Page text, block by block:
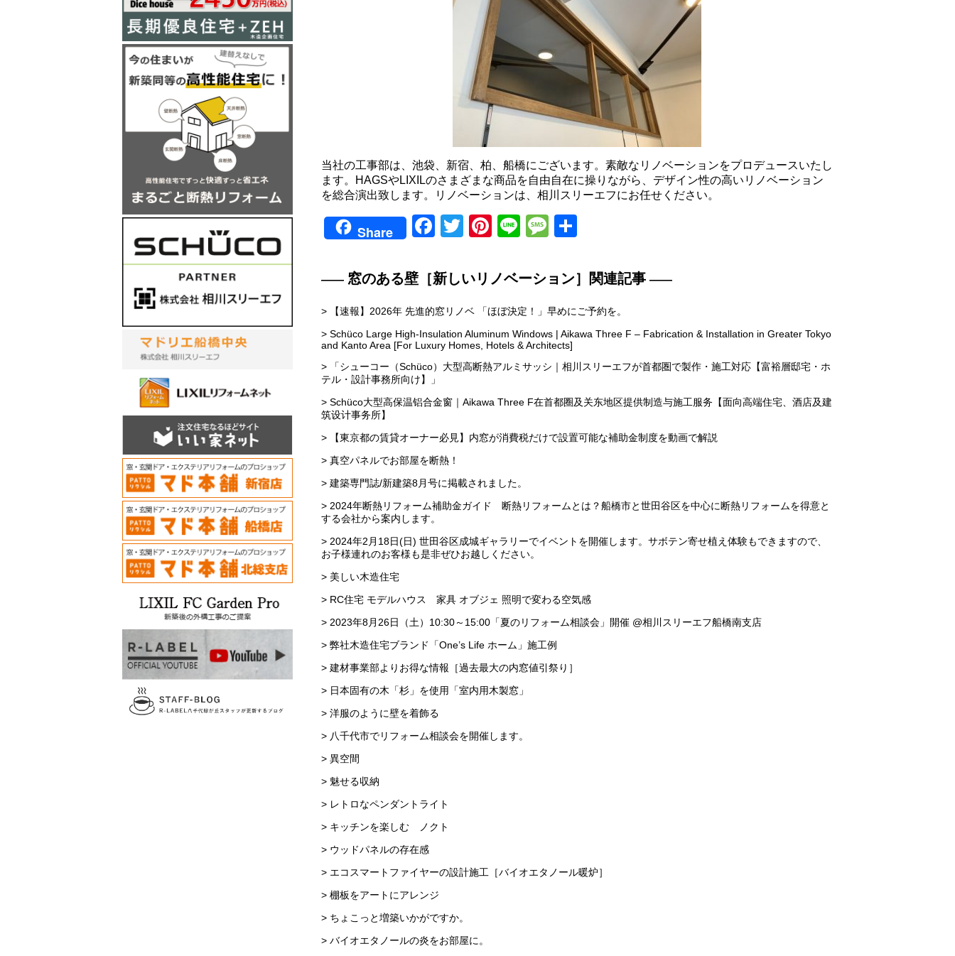
当社の工事部は、池袋、新宿、柏、船橋にございます。素敵なリノベーションをプロデュースいたし
ます。HAGSやLIXILのさまざまな商品を自由自在に操りながら、デザイン性の高いリノベーション
を総合演出致します。リノベーションは、相川スリーエフにお任せください。
Share Facebook
TwitterPinterest
LineMessage
窓のある壁［新しいリノベーション］関連記事
> 【速報】2026年 先進的窓リノベ 「ほぼ決定！」早めにご予約を。
> Schüco Large High-Insulation Aluminum Windows | Aikawa Three F – Fabrication & Installation in Greater Tokyo
and Kanto Area [For Luxury Homes, Hotels & Architects]
> 「シューコー（Schüco）大型高断熱アルミサッシ｜相川スリーエフが首都圏で製作・施工対応【富裕層邸宅・ホ
テル・設計事務所向け】」
> Schüco大型高保温铝合金窗｜Aikawa Three F在首都圈及关东地区提供制造与施工服务【面向高端住宅、酒店及建
筑设计事务所】
> 【東京都の賃貸オーナー必見】内窓が消費税だけで設置可能な補助金制度を動画で解説
> 真空パネルでお部屋を断熱！
> 建築専門誌/新建築8月号に掲載されました。
> 2024年断熱リフォーム補助金ガイド 断熱リフォームとは？船橋市と世田谷区を中心に断熱リフォームを得意と
する会社から案内します。
> 2024年2月18日(日) 世田谷区成城ギャラリーでイベントを開催します。サボテン寄せ植え体験もできますので、
お子様連れのお客様も是非ぜひお越しください。
> 美しい木造住宅
> RC住宅 モデルハウス 家具 オブジェ 照明で変わる空気感
> 2023年8月26日（土）10:30～15:00「夏のリフォーム相談会」開催 @相川スリーエフ船橋南支店
> 弊社木造住宅ブランド「One’s Life ホーム」施工例
> 建材事業部よりお得な情報［過去最大の内窓値引祭り］
> 日本固有の木「杉」を使用「室内用木製窓」
> 洋服のように壁を着飾る
> 八千代市でリフォーム相談会を開催します。
> 異空間
> 魅せる収納
> レトロなペンダントライト
> キッチンを楽しむ ノクト
> ウッドパネルの存在感
> エコスマートファイヤーの設計施工［バイオエタノール暖炉］
> 棚板をアートにアレンジ
> ちょこっと増築いかがですか。
> バイオエタノールの炎をお部屋に。